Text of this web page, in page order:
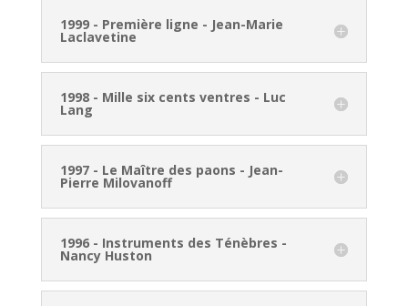
1999 - Première ligne - Jean-Marie
Laclavetine
1998 - Mille six cents ventres - Luc
Lang
1997 - Le Maître des paons - Jean-
Pierre Milovanoff
1996 - Instruments des Ténèbres -
Nancy Huston